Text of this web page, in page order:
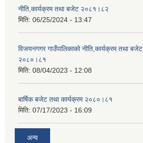
नीति,कार्यक्रम तथा बजेट २०८१।८२
मिति: 06/25/2024 - 13:47
विजयनगगर गाउँपालिकाको नीति,कार्यक्रम तथा बजेट
२०८०।८१
मिति: 08/04/2023 - 12:08
बार्षिक बजेट तथा कार्यक्रम २०८०।८१
मिति: 07/17/2023 - 16:09
अन्य